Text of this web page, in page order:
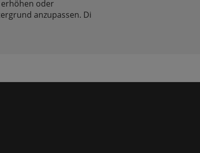
oder
anzupassen. Di